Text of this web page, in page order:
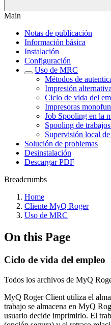
Main
Notas de publicación
Información básica
Instalación
Configuración
Uso de MRC
Métodos de
Impresión alternativa
Ciclo de vida del
Impresoras
Job Spooling en la
Spooling de
Supervisión local
Solución de problemas
Desinstalación
Descargar PDF
Breadcrumbs
Home
Cliente MyQ Roger
Uso de MRC
On this Page
Ciclo de vida del empleo
Todos los archivos de MyQ
MyQ Roger Client utiliza el
trabajo se almacena en MyQ
usuario decide imprimirlo. El